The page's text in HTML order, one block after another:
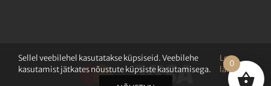
0
Sellel veebilehel kasutatakse küpsiseid. Veebilehe
kasutamist jätkates nõustute küpsiste kasutamisega.
Loe
lähemalt